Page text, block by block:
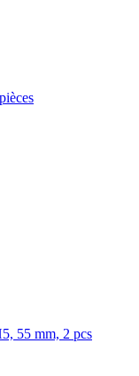
55 mm, 2 pcs